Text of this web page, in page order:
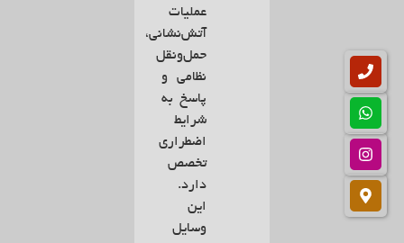
عملیات
آتش‌نشانی،
حمل‌ونقل
نظامی و
پاسخ به
شرایط
اضطراری
تخصص
دارد.
این
وسایل